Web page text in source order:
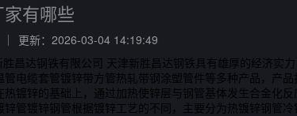
有哪些
更新：2026-03-04 14:19:49
昌达钢铁有限公司 天津新胜昌达钢铁具有雄厚的经济实
电缆套管镀锌带方管热轧带钢涂塑管件等多种产品，产
镀锌的基础上，通过加热使锌层与钢管基体发生合金化
管镀锌钢管根据镀锌工艺的不同，主要分为热镀锌钢管